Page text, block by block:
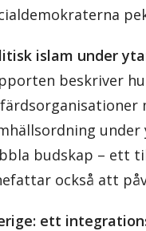
islam under
beskriver
budskap – ett
också att
ett